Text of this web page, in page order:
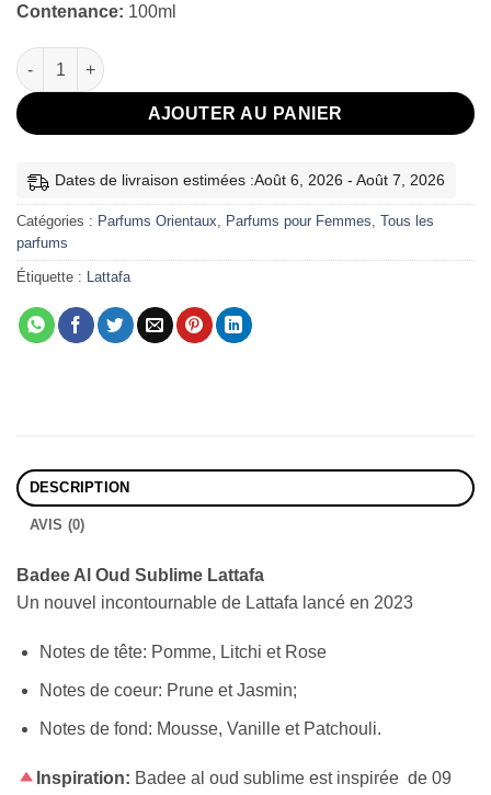
Contenance: 100ml
quantité de Badee al oud sublime lattafa
AJOUTER AU PANIER
Dates de livraison estimées :Août 6, 2026 - Août 7, 2026
Catégories : Parfums Orientaux Parfums pour Femmes Tous les
parfums
Étiquette : Lattafa
DESCRIPTION
AVIS (0)
Badee Al Oud Sublime Lattafa
Un nouvel incontournable de Lattafa lancé en 2023
Notes de tête: Pomme, Litchi et Rose
Notes de coeur: Prune et Jasmin;
Notes de fond: Mousse, Vanille et Patchouli.
Inspiration: Badee al oud sublime est inspirée de 09